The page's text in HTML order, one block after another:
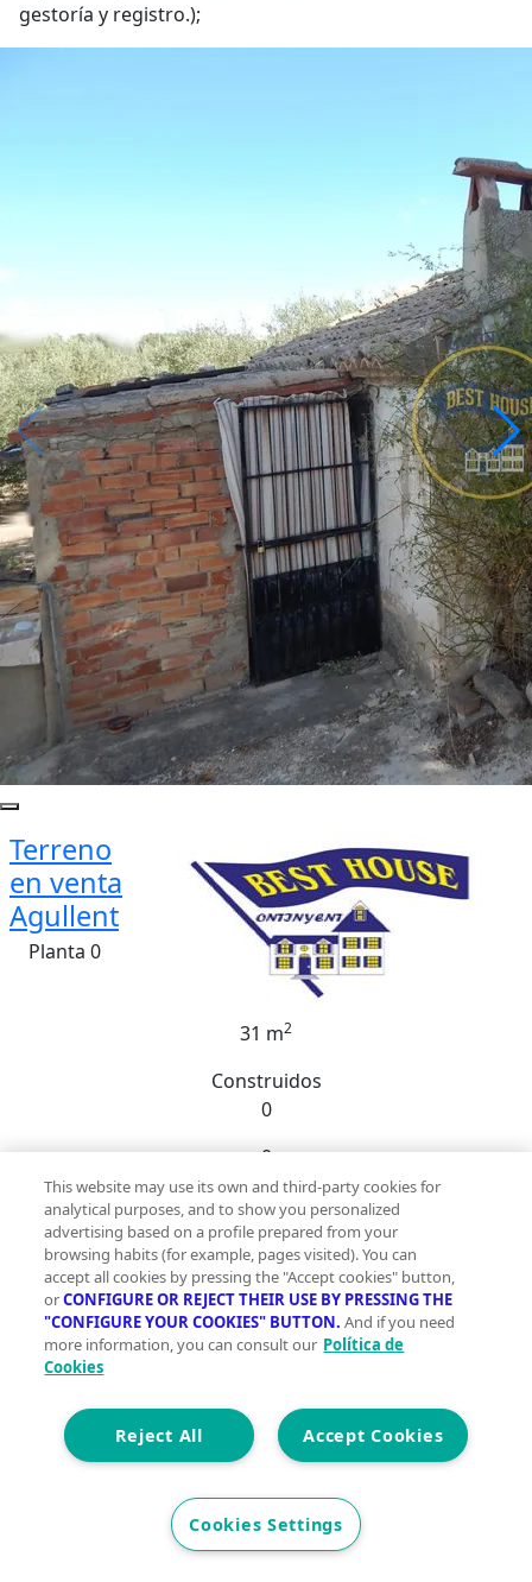
gestoría y registro.);
Terreno
en venta
Agullent
Planta 0
31 m2
Construidos
0
0
Et. Energética Cons. G
Precio
50.000 €
Gran parcela de más de 16.000m2 con un refugio o
almacén de 31m2 en el termino de Agullent. Dispone
de agua potable.~En la parcela se encuentran arboles
frutales y sobre todo olivos. Ubicación ideal para el
cultivo. ~Se puede consultar sobre la posibilidad de
construir una casa de campo en esta gran parcela con
This website may use its own and third-party cookies for
analytical purposes, and to show you personalized
advertising based on a profile prepared from your
browsing habits (for example, pages visited). You can
accept all cookies by pressing the "Accept cookies" button,
orCONFIGURE OR REJECT THEIR USE BY PRESSING THE
"CONFIGURE YOUR COOKIES" BUTTON. And if you need
more information, you can consult our Política de
Cookies
Accept Cookies
Reject All
Cookies Settings